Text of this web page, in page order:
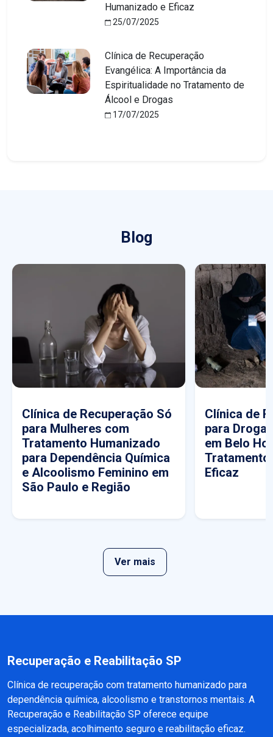
Humanizado e Eficaz
25/07/2025
Clínica de Recuperação
Evangélica: A Importância da
Espiritualidade no Tratamento de
Álcool e Drogas
17/07/2025
Blog
Clínica de Recuperação Só
para Mulheres com
Tratamento Humanizado
para Dependência Química
e Alcoolismo Feminino em
São Paulo e Região
Clínica de
para
em Belo
Tratamento
Eficaz
Ver mais
Recuperação e Reabilitação SP
Clínica de recuperação com tratamento humanizado para
dependência química, alcoolismo e transtornos mentais. A
Recuperação e Reabilitação SP oferece equipe
especializada, acolhimento seguro e reabilitação eficaz.